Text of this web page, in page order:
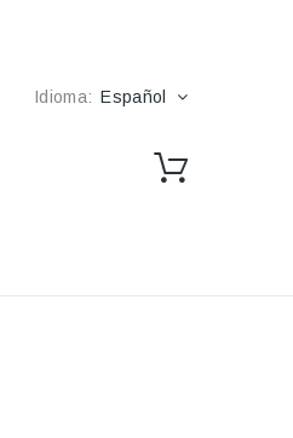
Idioma: Español